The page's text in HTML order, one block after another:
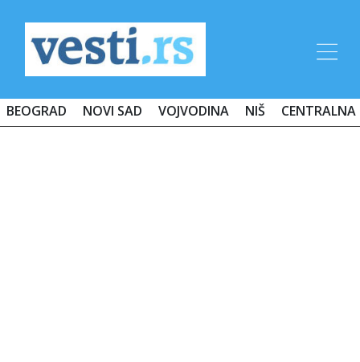
BEOGRAD NOVI SAD VOJVODINA NIŠ CENTRALNA